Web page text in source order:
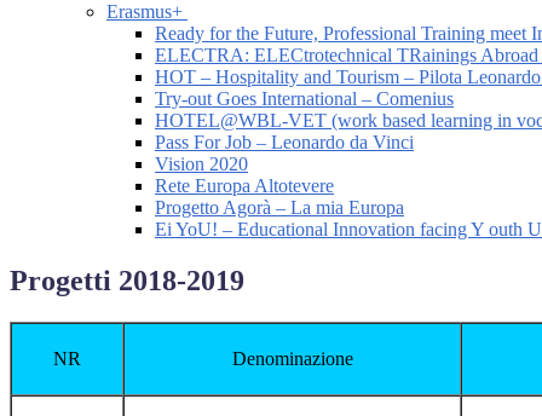
Erasmus+
Ready for the Future, Professional Training meet
ELECTRA: ELECtrotechnical TRainings
HOT – Hospitality and Tourism – Pilota
Try-out Goes International – Comenius
HOTEL@WBL-VET (work based learning in
Pass For Job – Leonardo da Vinci
Vision 2020
Rete Europa Altotevere
Progetto Agorà – La mia Europa
Ei YoU! – Educational Innovation facing Y outh
Progetti 2018-2019
NR Denominazione